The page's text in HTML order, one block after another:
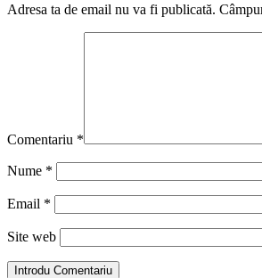
Adresa ta de email nu va fi publicată.
Comentariu *
Nume *
Email *
Site web
Introdu Comentariu